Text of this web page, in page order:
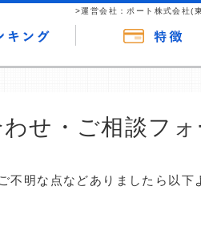
>運営会社：ポート株式会社(
せ・ご相談フォ
明な点などありましたら以下